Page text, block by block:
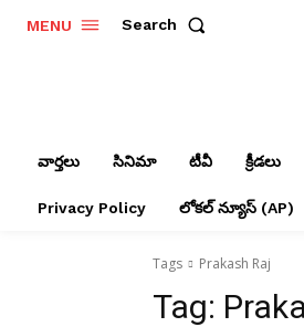
MENU Search
వార్తలు సినిమా టీవీ క్రీడలు
Privacy Policy లోక‌ల్ న్యూస్‌ (AP)
Tags Prakash Raj
Tag: